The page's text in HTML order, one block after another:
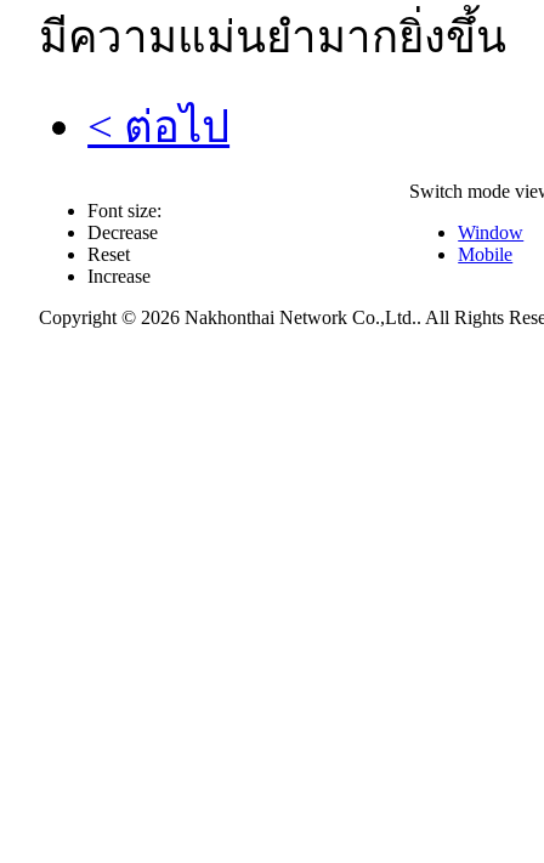
มีความแม่นยำมากยิ่งขึ้น
< ต่อไป
Font size:
Decrease
Reset
Increase
Switch mode
Window
Mobile
Copyright © 2026 Nakhonthai Network Co.,Ltd.. All Rights